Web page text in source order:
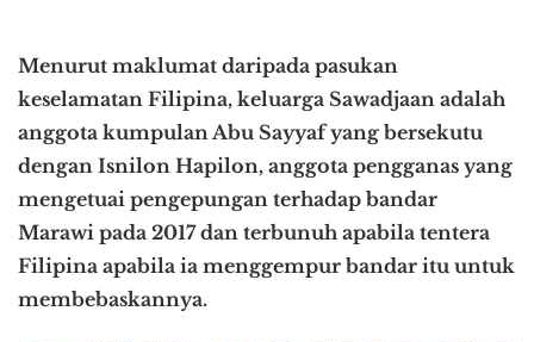
Menurut maklumat daripada pasukan
keselamatan Filipina, keluarga Sawadjaan adalah
anggota kumpulan Abu Sayyaf yang bersekutu
dengan Isnilon Hapilon, anggota pengganas yang
mengetuai pengepungan terhadap bandar
Marawi pada 2017 dan terbunuh apabila tentera
Filipina apabila ia menggempur bandar itu untuk
membebaskannya.